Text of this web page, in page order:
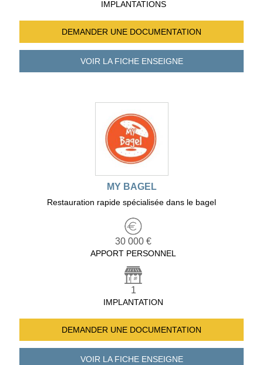
IMPLANTATIONS
DEMANDER UNE DOCUMENTATION
VOIR LA FICHEENSEIGNE
MY BAGEL
Restauration rapide spécialisée dans le bagel
30 000 €
APPORT PERSONNEL
1
IMPLANTATION
DEMANDER UNE DOCUMENTATION
VOIR LA FICHEENSEIGNE